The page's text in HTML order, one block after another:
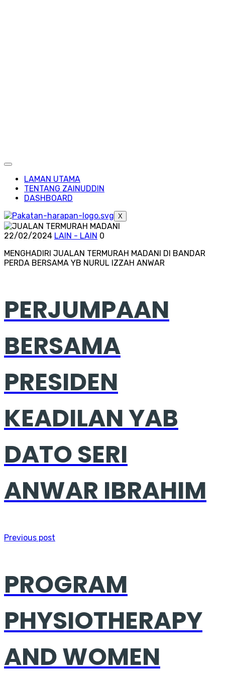
LAMAN UTAMA
TENTANG ZAINUDDIN
DASHBOARD
X
22/02/2024 LAIN - LAIN 0
MENGHADIRI JUALAN TERMURAH MADANI DI BANDAR
PERDA BERSAMA YB NURUL IZZAH ANWAR
PERJUMPAAN
BERSAMA
PRESIDEN
KEADILAN YAB
DATO SERI
ANWAR IBRAHIM
Previous post
PROGRAM
PHYSIOTHERAPY
AND WOMEN